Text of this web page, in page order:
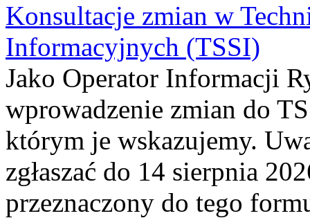
Konsultacje zmian w
Informacyjnych (TSSI)
Jako Operator Informacji
wprowadzenie zmian do
którym je wskazujemy.
zgłaszać do 14 sierpnia
przeznaczony do tego